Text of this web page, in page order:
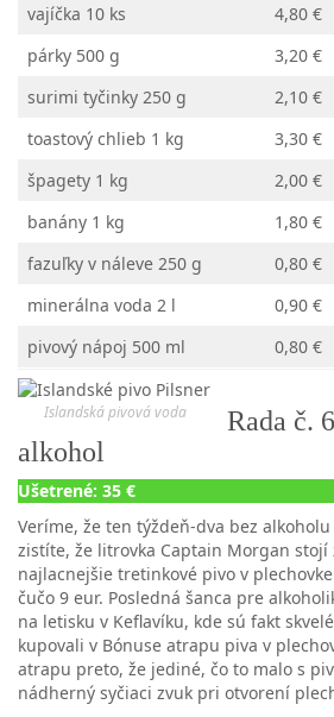
vajíčka 10 ks
4,80 €
párky 500 g
3,20 €
surimi tyčinky 250 g
2,10 €
toastový chlieb 1 kg
3,30 €
špagety 1 kg
2,00 €
banány 1 kg
1,80 €
fazuľky v náleve 250 g
0,80 €
minerálna voda 2 l
0,90 €
pivový nápoj 500 ml
0,80 €
Islandská pivová voda
Rada č.
alkohol
Ušetrené: 35 €
Veríme, že ten týždeň-dva bez
zistíte, že litrovka Captain Morgan stojí
najlacnejšie tretinkové pivo v
čučo 9 eur. Posledná šanca pre
na letisku v Keflavíku, kde sú fakt
kupovali v Bónuse atrapu piva v
atrapu preto, že jediné, čo to malo s
nádherný syčiaci zvuk pri otvorení